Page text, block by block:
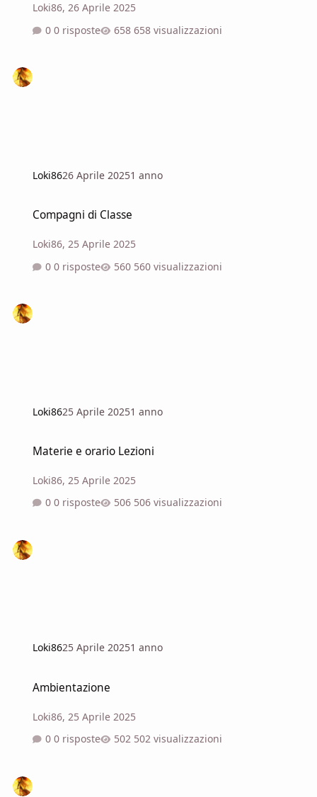
Loki86,26 Aprile 2025
0 risposte
658 visualizzazioni
Loki8626 Aprile 20251 anno
Compagni di Classe
Loki86,25 Aprile 2025
0 risposte
560 visualizzazioni
Loki8625 Aprile 20251 anno
Materie e orario Lezioni
Loki86,25 Aprile 2025
0 risposte
506 visualizzazioni
Loki8625 Aprile 20251 anno
Ambientazione
Loki86, 25 Aprile 2025
0 risposte
502 visualizzazioni